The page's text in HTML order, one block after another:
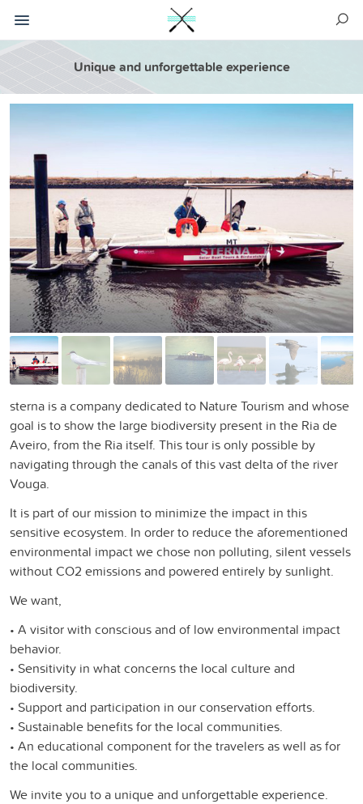
Unique and unforgettable experience
sterna is a company dedicated to Nature Tourism and whose
goal is to show the large biodiversity present in the Ria de
Aveiro, from the Ria itself. This tour is only possible by
navigating through the canals of this vast delta of the river
Vouga.
It is part of our mission to minimize the impact in this
sensitive ecosystem. In order to reduce the aforementioned
environmental impact we chose non polluting, silent vessels
without CO2 emissions and powered entirely by sunlight.
We want,
• A visitor with conscious and of low environmental impact
behavior.
• Sensitivity in what concerns the local culture and
biodiversity.
• Support and participation in our conservation efforts.
• Sustainable benefits for the local communities.
• An educational component for the travelers as well as for
the local communities.
We invite you to a unique and unforgettable experience.